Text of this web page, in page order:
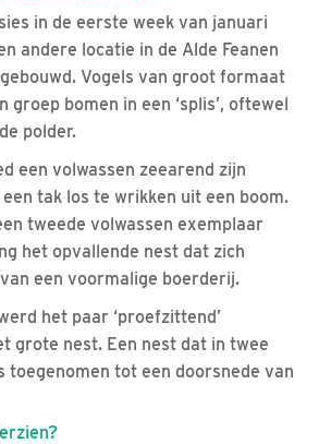
in de eerste week van januari
andere locatie in de Alde Feanen
Vogels van groot formaat
groep bomen in een ‘splis’, oftewel
polder.
een volwassen zeearend zijn
tak los te wrikken uit een boom.
tweede volwassen exemplaar
het opvallende nest dat zich
een voormalige boerderij.
het paar ‘proefzittend’
grote nest. Een nest dat in twee
toegenomen tot een doorsnede van